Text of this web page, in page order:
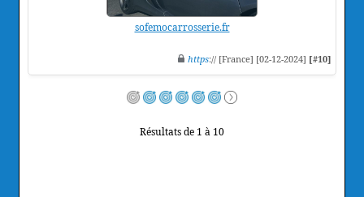
sofemocarrosserie.fr
https:// [France] [02-12-2024] [#10]
Résultats de 1 à 10